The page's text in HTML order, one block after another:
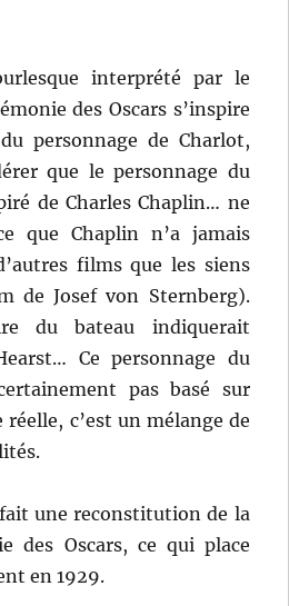
interprété par le
des Oscars s’inspire
personnage de Charlot,
que le personnage du
de Charles Chaplin… ne
que Chaplin n’a jamais
films que les siens
de Josef von Sternberg).
du bateau indiquerait
Ce personnage du
pas basé sur
réelle, c’est un mélange de
une reconstitution de la
des Oscars, ce qui place
en 1929.